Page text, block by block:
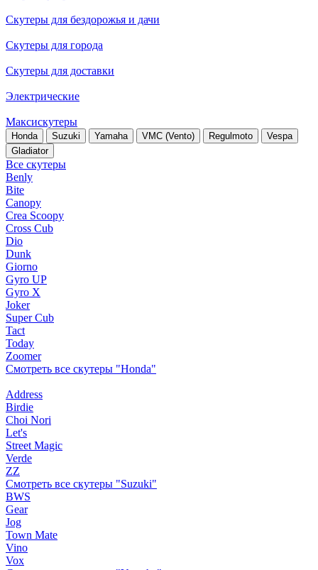
Скутеры для бездорожья и дачи
Скутеры для города
Скутеры для доставки
Электрические
Максискутеры
Honda Suzuki Yamaha VMC (Vento) Regulmoto
Vespa
Gladiator
Все скутеры
Benly
Bite
Canopy
Crea Scoopy
Cross Cub
Dio
Dunk
Giorno
Gyro UP
Gyro X
Joker
Super Cub
Tact
Today
Zoomer
Смотреть все скутеры "Honda"
Address
Birdie
Choi Nori
Let's
Street Magic
Verde
ZZ
Смотреть все скутеры "Suzuki"
BWS
Gear
Jog
Town Mate
Vino
Vox